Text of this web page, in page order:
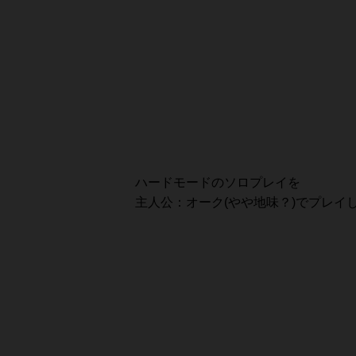
ハードモードのソロプレイを
主人公：オーク(やや地味？)でプレイ